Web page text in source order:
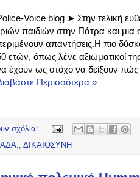
Voice blog ➤ Στην τελική
παιδιών στην Πάτρα και
απαντήσεις.Η πιο
ετών, όπως λένε αξιωματικοί
έχουν ως στόχο να δείξουν πώς
Περισσότερα »
σχόλια:
, ΔΙΚΑΙΟΣΥΝΗ